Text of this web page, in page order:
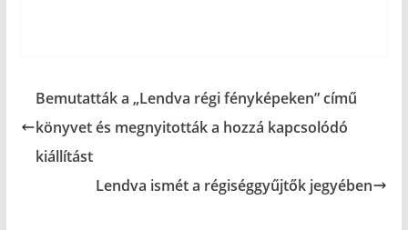
Bemutatták a „Lendva régi fényképeken” című
könyvet és megnyitották a hozzá kapcsolódó
kiállítást
Lendva ismét a régiséggyűjtők jegyében